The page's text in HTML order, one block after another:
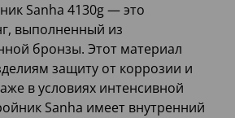
Sanha 4130g — это
выполненный из
бронзы. Этот материал
защиту от коррозии и
в условиях интенсивной
Sanha имеет внутренний